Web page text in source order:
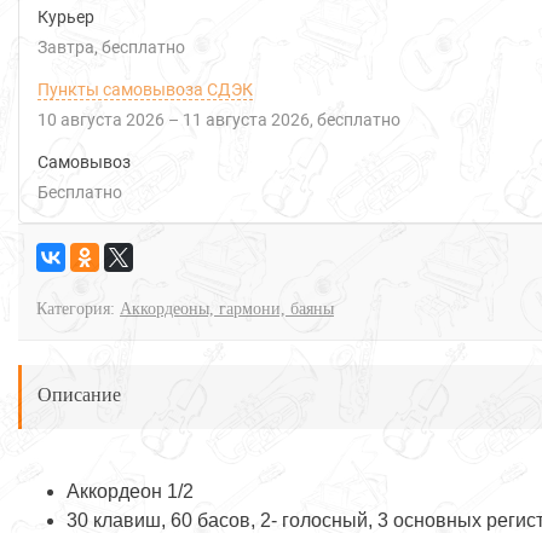
Курьер
Завтра
Бесплатно
Пункты самовывоза СДЭК
10 августа 2026 – 11 августа 2026 Бесплатно
Самовывоз
Бесплатно
Категория: Аккордеоны, гармони, баяны
Описание
Аккордеон 1/2
30 клавиш, 60 басов, 2- голосный, 3 основных